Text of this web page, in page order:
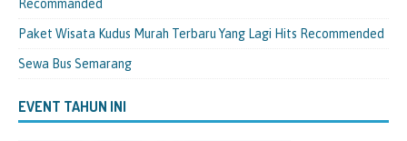
Recommanded
Paket Wisata Kudus Murah Terbaru Yang Lagi Hits Recommended
Sewa Bus Semarang
EVENT TAHUN INI